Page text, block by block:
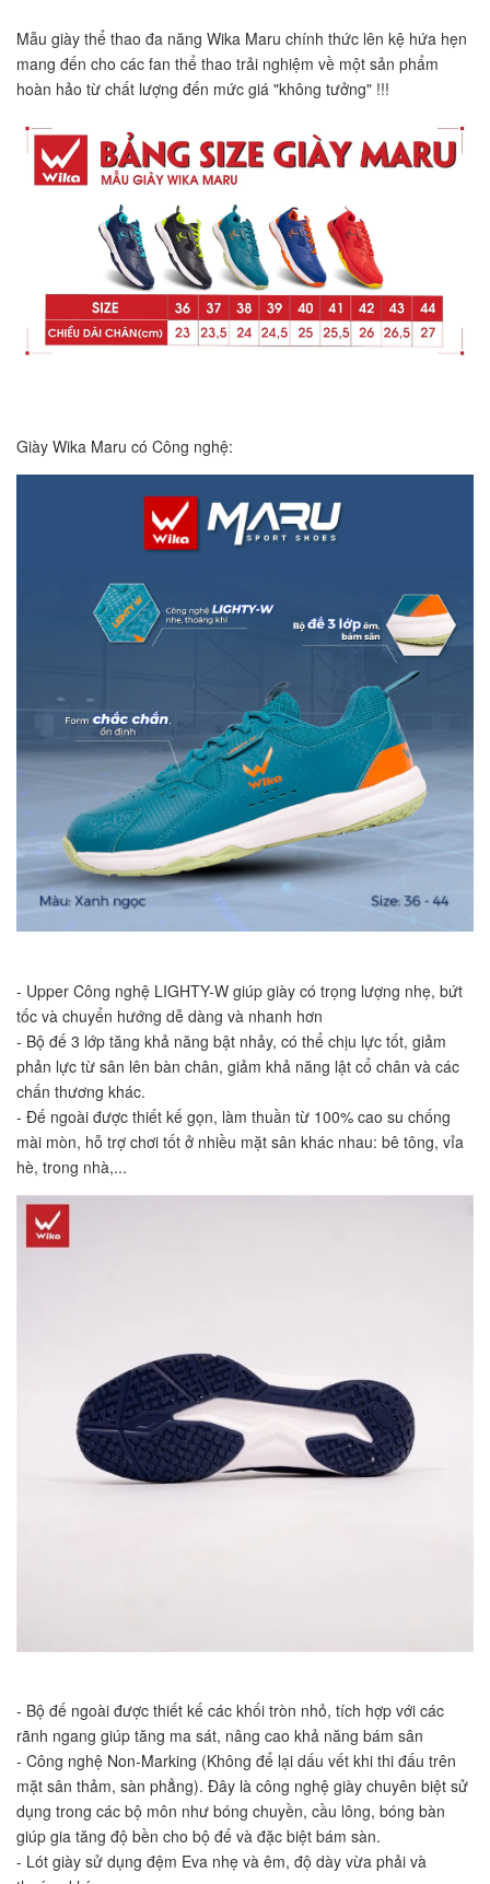
Mẫu giày thể thao đa năng Wika Maru chính thức lên kệ hứa hẹn
mang đến cho các fan thể thao trải nghiệm về một sản phẩm
hoàn hảo từ chất lượng đến mức giá "không tưởng" !!!
Giày Wika Maru có Công nghệ:
- Upper Công nghệ LIGHTY-W giúp giày có trọng lượng nhẹ, bứt
tốc và chuyển hướng dễ dàng và nhanh hơn
- Bộ đế 3 lớp tăng khả năng bật nhảy, có thể chịu lực tốt, giảm
phản lực từ sân lên bàn chân, giảm khả năng lật cổ chân và các
chấn thương khác.
- Đế ngoài được thiết kế gọn, làm thuần từ 100% cao su chống
mài mòn, hỗ trợ chơi tốt ở nhiều mặt sân khác nhau: bê tông, vỉa
hè, trong nhà,...
- Bộ đế ngoài được thiết kế các khối tròn nhỏ, tích hợp với các
rãnh ngang giúp tăng ma sát, nâng cao khả năng bám sân
- Công nghệ Non-Marking (Không để lại dấu vết khi thi đấu trên
mặt sân thảm, sàn phẳng). Đây là công nghệ giày chuyên biệt sử
dụng trong các bộ môn như bóng chuyền, cầu lông, bóng bàn
giúp gia tăng độ bền cho bộ đế và đặc biệt bám sàn.
- Lót giày sử dụng đệm Eva nhẹ và êm, độ dày vừa phải và